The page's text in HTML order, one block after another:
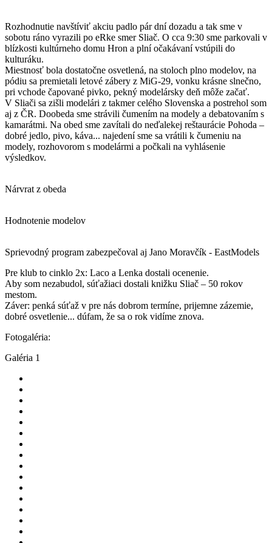
Rozhodnutie navštíviť akciu padlo pár dní dozadu a tak sme v
sobotu ráno vyrazili po eRke smer Sliač. O cca 9:30 sme parkovali v
blízkosti kultúrneho domu Hron a plní očakávaní vstúpili do
kulturáku.
Miestnosť bola dostatočne osvetlená, na stoloch plno modelov, na
pódiu sa premietali letové zábery z MiG-29, vonku krásne slnečno,
pri vchode čapované pivko, pekný modelársky deň môže začať.
V Sliači sa zišli modelári z takmer celého Slovenska a postrehol som
aj z ČR. Doobeda sme strávili čumením na modely a debatovaním s
kamarátmi. Na obed sme zavítali do neďalekej reštaurácie Pohoda –
dobré jedlo, pivo, káva... najedení sme sa vrátili k čumeniu na
modely, rozhovorom s modelármi a počkali na vyhlásenie
výsledkov.
Nárvrat z obeda
Hodnotenie modelov
Sprievodný program zabezpečoval aj Jano Moravčík - EastModels
Pre klub to cinklo 2x: Laco a Lenka dostali ocenenie.
Aby som nezabudol, súťažiaci dostali knižku Sliač – 50 rokov
mestom.
Záver: penká súťaž v pre nás dobrom termíne, prijemne zázemie,
dobré osvetlenie... dúfam, že sa o rok vidíme znova.
Fotogaléria:
Galéria 1